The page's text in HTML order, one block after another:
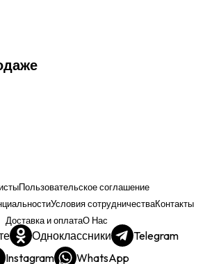
Пользовательское соглашение
Условия сотрудничестваКонтакты
Доставка и оплатаО Нас
Одноклассники
Telegram
Instagram
WhatsApp